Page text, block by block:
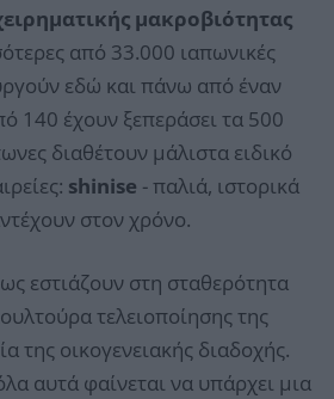
μακροβιότητας
από 33.000 ιαπωνικές
εδώ και πάνω από έναν
140 έχουν ξεπεράσει τα 500
διαθέτουν μάλιστα ειδικό
shinise - παλιά, ιστορικά
στον χρόνο.
εστιάζουν στη σταθερότητα
τελειοποίησης της
της οικογενειακής διαδοχής.
αυτά φαίνεται να υπάρχει μια